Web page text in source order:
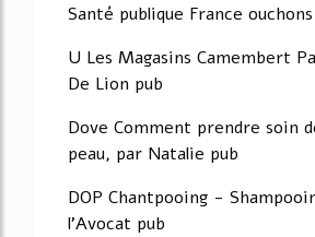
Santé publique France
U Les Magasins Camembert
De Lion pub
Dove Comment prendre soin
peau, par Natalie pub
DOP Chantpooing -
l'Avocat pub